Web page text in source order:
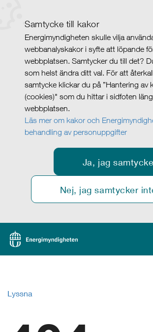
Samtycke till kakor
Energimyndigheten skulle vilja
webbanalyskakor i syfte att löpande
webbplatsen. Samtycker du till det?
som helst ändra ditt val. För att
samtycke klickar du på ”Hantering av
(cookies)" som du hittar i sidfoten
webbplatsen.
Läs mer om kakor och
behandling av personuppgifter
Ja, jag
Nej, jag samtycker
Lyssna